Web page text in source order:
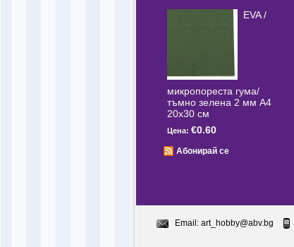
EVA /
микропореста гума/
тъмно зелена 2 мм А4
20x30 см
Цена: €0.60
Абонирай се
Email: art_hobby@abv.bg